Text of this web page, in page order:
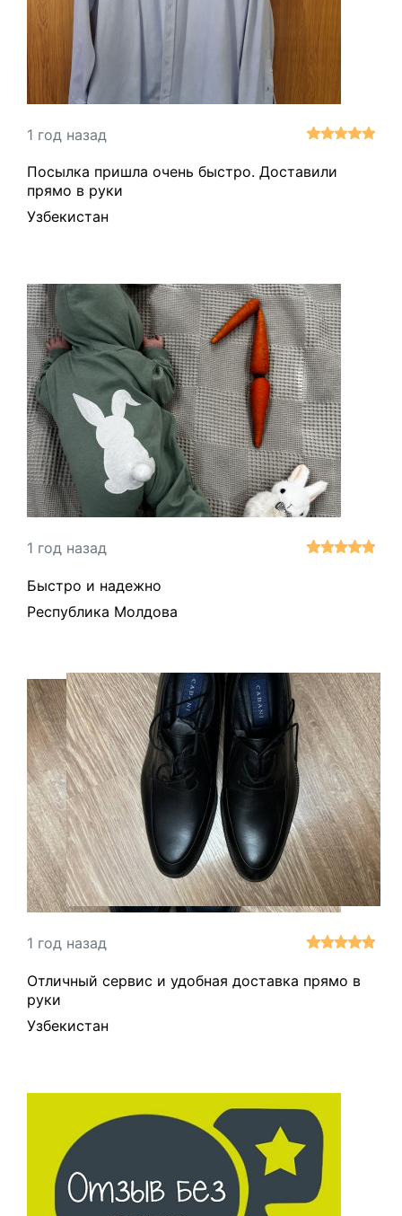
1 год назад
Посылка пришла очень быстро. Доставили
прямо в руки
Узбекистан
1 год назад
Быстро и надежно
Республика Молдова
1 год назад
Отличный сервис и удобная доставка прямо в
руки
Узбекистан